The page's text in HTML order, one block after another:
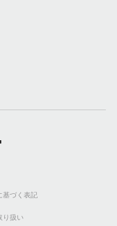
基づく表記
り扱い